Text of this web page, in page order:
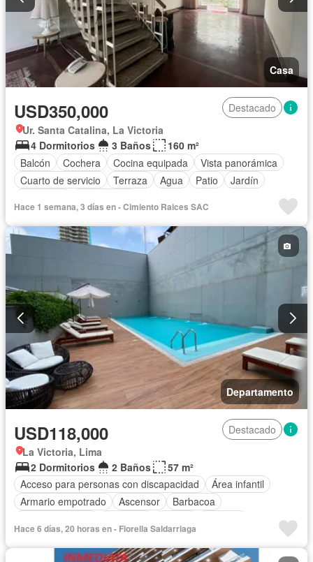
Casa
USD350,000
Destacado
Ur. Santa Catalina, La Victoria
4 Dormitorios
3 Baños
160 m²
Balcón
Cochera Cocina equipada
Vista panorámica
Cuarto de servicio
Terraza Agua Patio
Jardín
Hace 1 semana, 3 días en - Cimiento Raices SAC
Departamento
USD118,000
Destacado
La Victoria, Lima
2 Dormitorios
2 Baños
57 m²
Acceso para personas con discapacidad
Área infantil
Armario empotrado
Ascensor
Barbacoa
Seguridad
Terraza
Caseta de vigilancia
Vista panorámica
Patio
Cocina equipada
Hace 6 días, 20 horas en - Fiorella Saldarriaga